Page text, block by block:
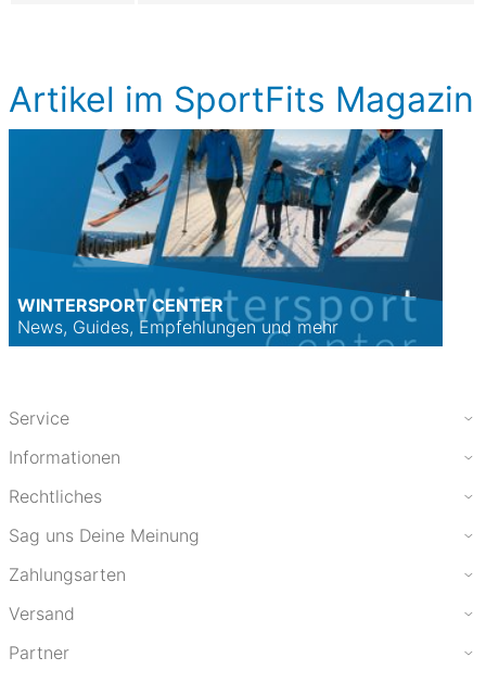
Artikel im SportFits Magazin
WINTERSPORT CENTER
News, Guides, Empfehlungen und mehr
Service
Informationen
Rechtliches
Sag uns Deine Meinung
Zahlungsarten
Versand
Partner